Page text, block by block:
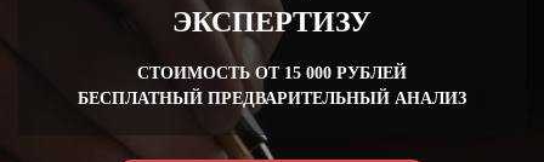
ЭКСПЕРТИЗУ
СТОИМОСТЬ ОТ 15 000 РУБЛЕЙ
БЕСПЛАТНЫЙ ПРЕДВАРИТЕЛЬНЫЙ АНАЛИЗ